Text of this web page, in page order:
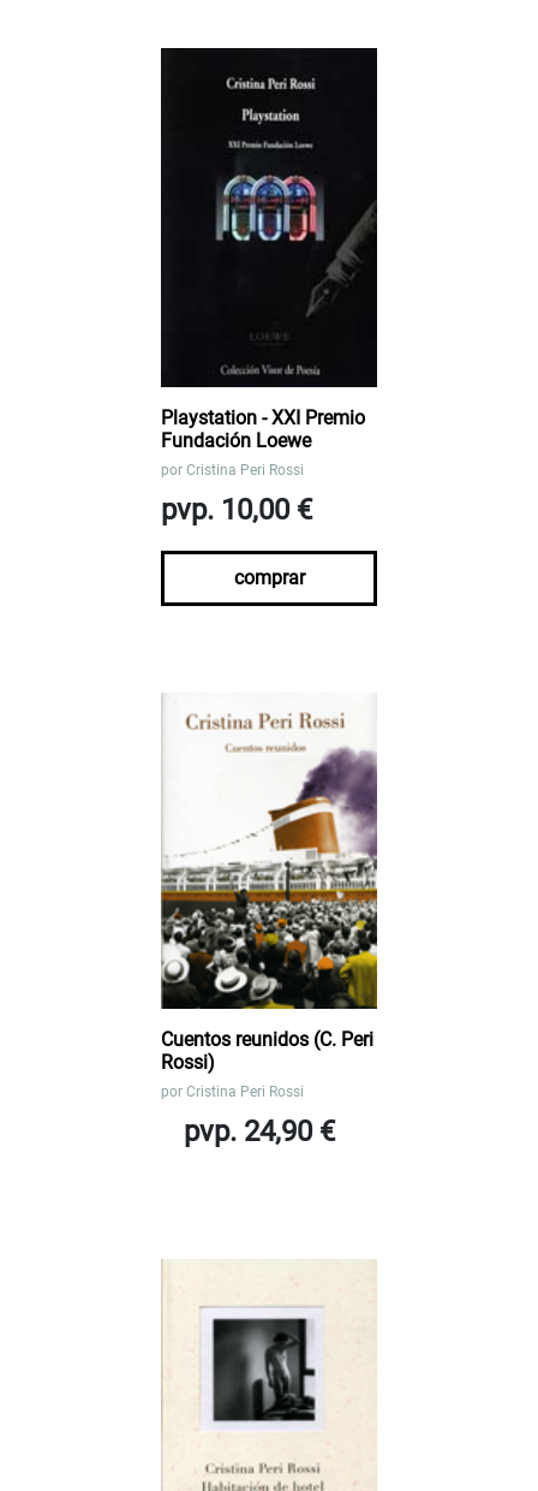
Playstation - XXI Premio
Fundación Loewe
por Cristina Peri Rossi
pvp. 10,00 €
comprar
Cuentos reunidos (C. Peri
Rossi)
por Cristina Peri Rossi
pvp. 24,90 €